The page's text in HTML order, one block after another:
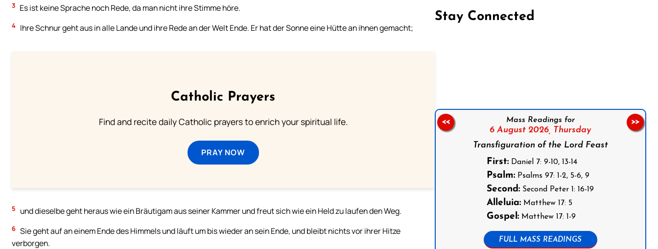
3 Es ist keine Sprache noch Rede, da man nicht ihre Stimme höre.
4 Ihre Schnur geht aus in alle Lande und ihre Rede an der Welt Ende. Er hat der Sonne eine Hütte an ihnen gemacht;
Catholic Prayers
Find and recite daily Catholic prayers to enrich your spiritual life.
PRAY NOW
5 und dieselbe geht heraus wie ein Bräutigam aus seiner Kammer und freut sich wie ein Held zu laufen den Weg.
6 Sie geht auf an einem Ende des Himmels und läuft um bis wieder an sein Ende, und bleibt nichts vor ihrer Hitze
verborgen.
Stay Connected
Mass Readings for
6 August 2026, Thursday
Transfiguration of the Lord Feast
First: Daniel 7: 9-10, 13-14
Psalm: Psalms 97: 1-2, 5-6, 9
Second: Second Peter 1: 16-19
Alleluia: Matthew 17: 5
Gospel: Matthew 17: 1-9
FULL MASS READINGS
<< >>